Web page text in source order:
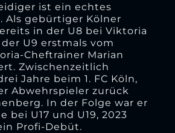
ist ein echtes
Als gebürtiger Kölner
in der U8 bei Viktoria
U9 erstmals vom
Cheftrainer Marian
Zwischenzeitlich
Jahre beim 1. FC Köln,
Abwehrspieler zurück
In der Folge war er
bei U17 und U19, 2023
Profi-Debüt.